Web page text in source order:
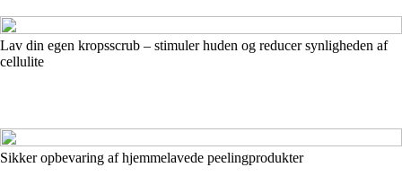
Lav din egen kropsscrub – stimuler huden og reducer synligheden af
cellulite
Sikker opbevaring af hjemmelavede peelingprodukter